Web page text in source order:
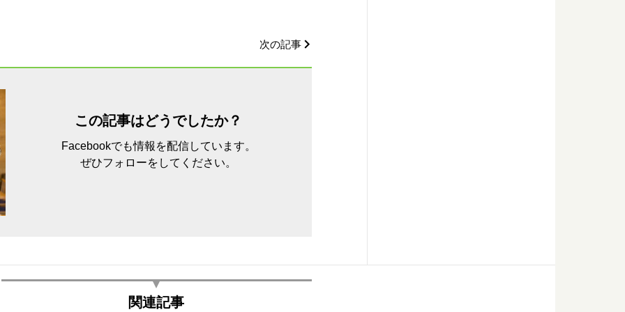
次の記事
この記事はどうでしたか？
Facebookでも情報を配信しています。
ぜひフォローをしてください。
関連記事